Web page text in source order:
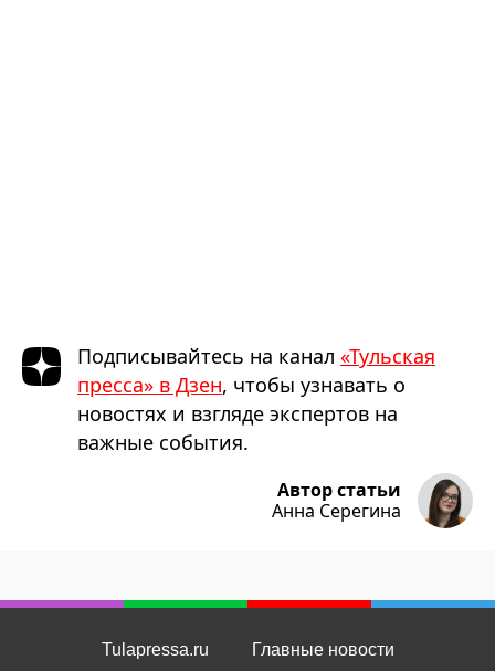
Подписывайтесь на канал «Тульская
пресса» в Дзен, чтобы узнавать о
новостях и взгляде экспертов на
важные события.
Автор статьи
Анна Серегина
Tulapressa.ru
Главные новости